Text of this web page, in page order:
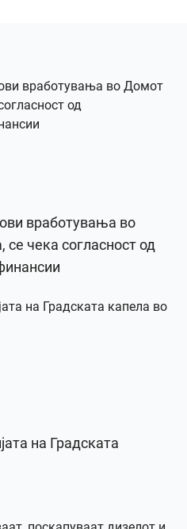
вработувања во
чека согласност од
на Градската